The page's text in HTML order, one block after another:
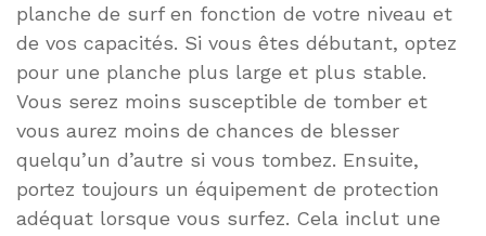
planche de surf en fonction de votre niveau et
de vos capacités. Si vous êtes débutant, optez
pour une planche plus large et plus stable.
Vous serez moins susceptible de tomber et
vous aurez moins de chances de blesser
quelqu’un d’autre si vous tombez. Ensuite,
portez toujours un équipement de protection
adéquat lorsque vous surfez. Cela inclut une